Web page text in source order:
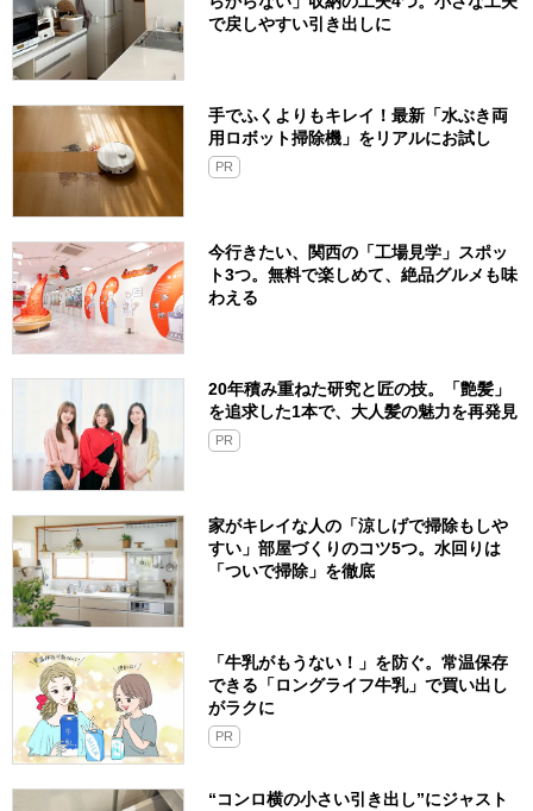
で戻しやすい引き出しに
手でふくよりもキレイ！最新「水ぶき両
用ロボット掃除機」をリアルにお試し
PR
今行きたい、関西の「工場見学」スポッ
ト3つ。無料で楽しめて、絶品グルメも味
わえる
20年積み重ねた研究と匠の技。「艶髪」
を追求した1本で、大人髪の魅力を再発見
PR
家がキレイな人の「涼しげで掃除もしや
すい」部屋づくりのコツ5つ。水回りは
「ついで掃除」を徹底
「牛乳がもうない！」を防ぐ。常温保存
できる「ロングライフ牛乳」で買い出し
がラクに
PR
“コンロ横の小さい引き出し”にジャスト